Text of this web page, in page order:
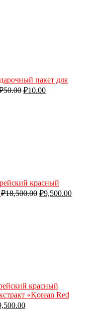
пакет для
50.00 ₽10.00
красный
₽18,500.00 ₽9,500.00
красный
«Korean Red